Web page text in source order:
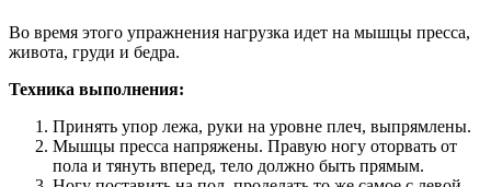
Во время этого упражнения нагрузка идет на мышцы пресса,
живота, груди и бедра.
Техника выполнения:
Принять упор лежа, руки на уровне плеч, выпрямлены.
Мышцы пресса напряжены. Правую ногу оторвать от
пола и тянуть вперед, тело должно быть прямым.